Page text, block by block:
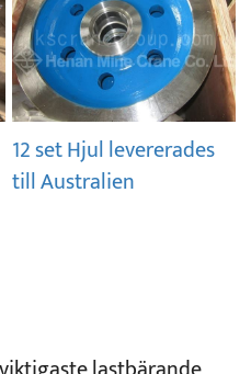
12 set Hjul levererades
till Australien